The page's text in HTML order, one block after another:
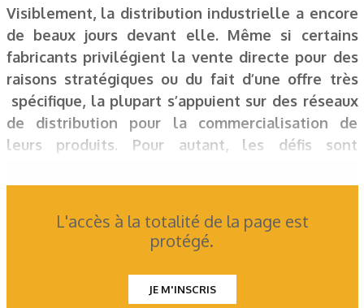
Visiblement, la distribution industrielle a encore
de beaux jours devant elle. Même si certains
fabricants privilégient la vente directe pour des
raisons stratégiques ou du fait d’une offre très
spécifique, la plupart s’appuient sur des réseaux
de distribution pour la commercialisation de
leurs produits. Pour autant, les défis sont
permanence justifier leur position sur le marché
en apportant une véritable valeur ajoutée basée
sur de solides compétences techniques. Car, in
fine, c’est le client qui aura le dernier mot et
s’adressera à celui qu’il jugera le plus apte à
satisfaire ses besoins.
L'accès à la totalité de la page est
protégé.
JE M'INSCRIS